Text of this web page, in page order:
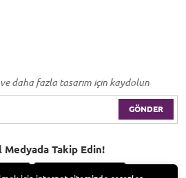
daha fazla tasarım için kaydolun
GÖNDER
Medyada Takip Edin!